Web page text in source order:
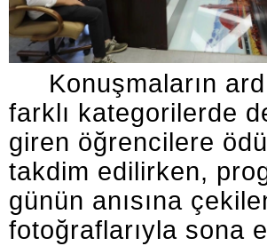
Konuşmaların
farklı kategorilerde
giren öğrencilere
takdim edilirken,
günün anısına
fotoğraflarıyla sona